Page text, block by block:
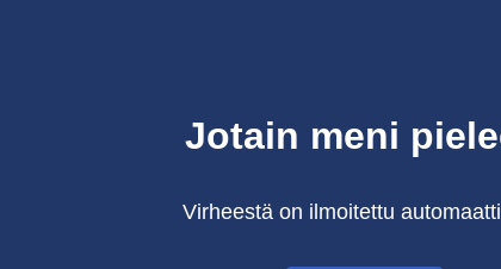
Jotain meni
Virheestä on ilmoitettu